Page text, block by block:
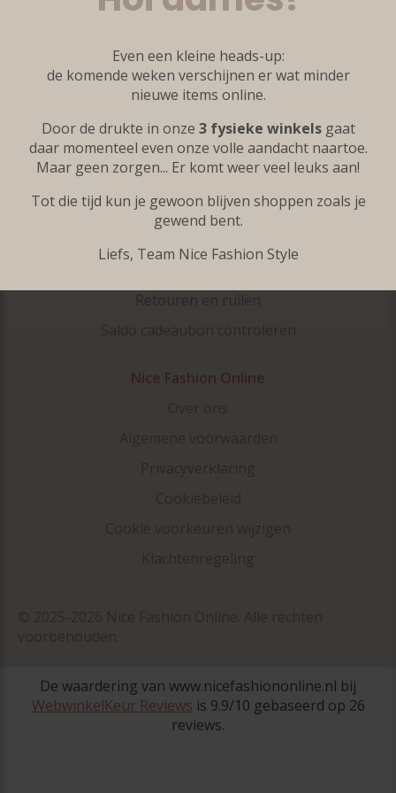
Kleine maten
Accessoires
Onze merken
Inspiratie
Klantenservice
Veelgestelde vragen
Nice Fashion Online
Even een kleine heads-up:
de komende weken verschijnen er wat minder
nieuwe items online.
Door de drukte in onze 3 fysieke winkelsgaat
daar momenteel even onze volle aandacht naartoe.
Maar geen zorgen... Er komt weer veel leuks aan!
Tot die tijd kun je gewoon blijven shoppen zoals je
gewend bent.
Liefs, Team Nice Fashion Style
De waardering van www.nicefashiononline.nl bij
WebwinkelKeur Reviews is 9.9/10 gebaseerd op 26
reviews.